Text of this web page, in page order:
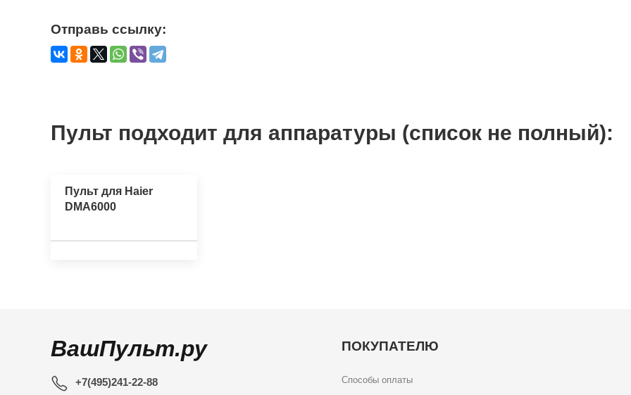
Отправь ссылку:
Пульт подходит для аппаратуры (список не полный):
Пульт для Haier
DMA6000
ВашПульт.ру
+7(495)241-22-88
ПОКУПАТЕЛЮ
Способы оплаты